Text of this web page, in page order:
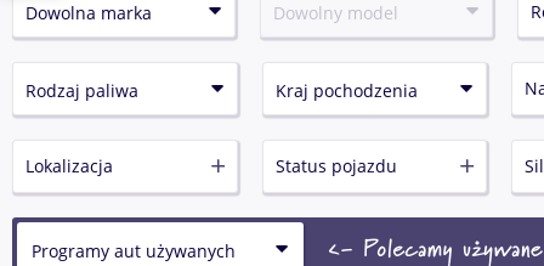
Lokalizacja Status pojazdu